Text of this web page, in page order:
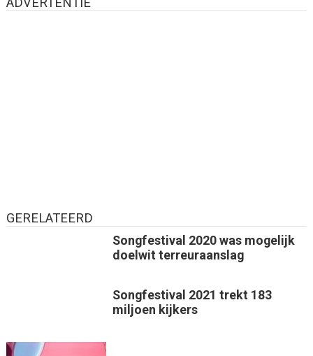
GERELATEERD
Songfestival 2020 was mogelijk
doelwit terreuraanslag
Songfestival 2021 trekt 183
miljoen kijkers